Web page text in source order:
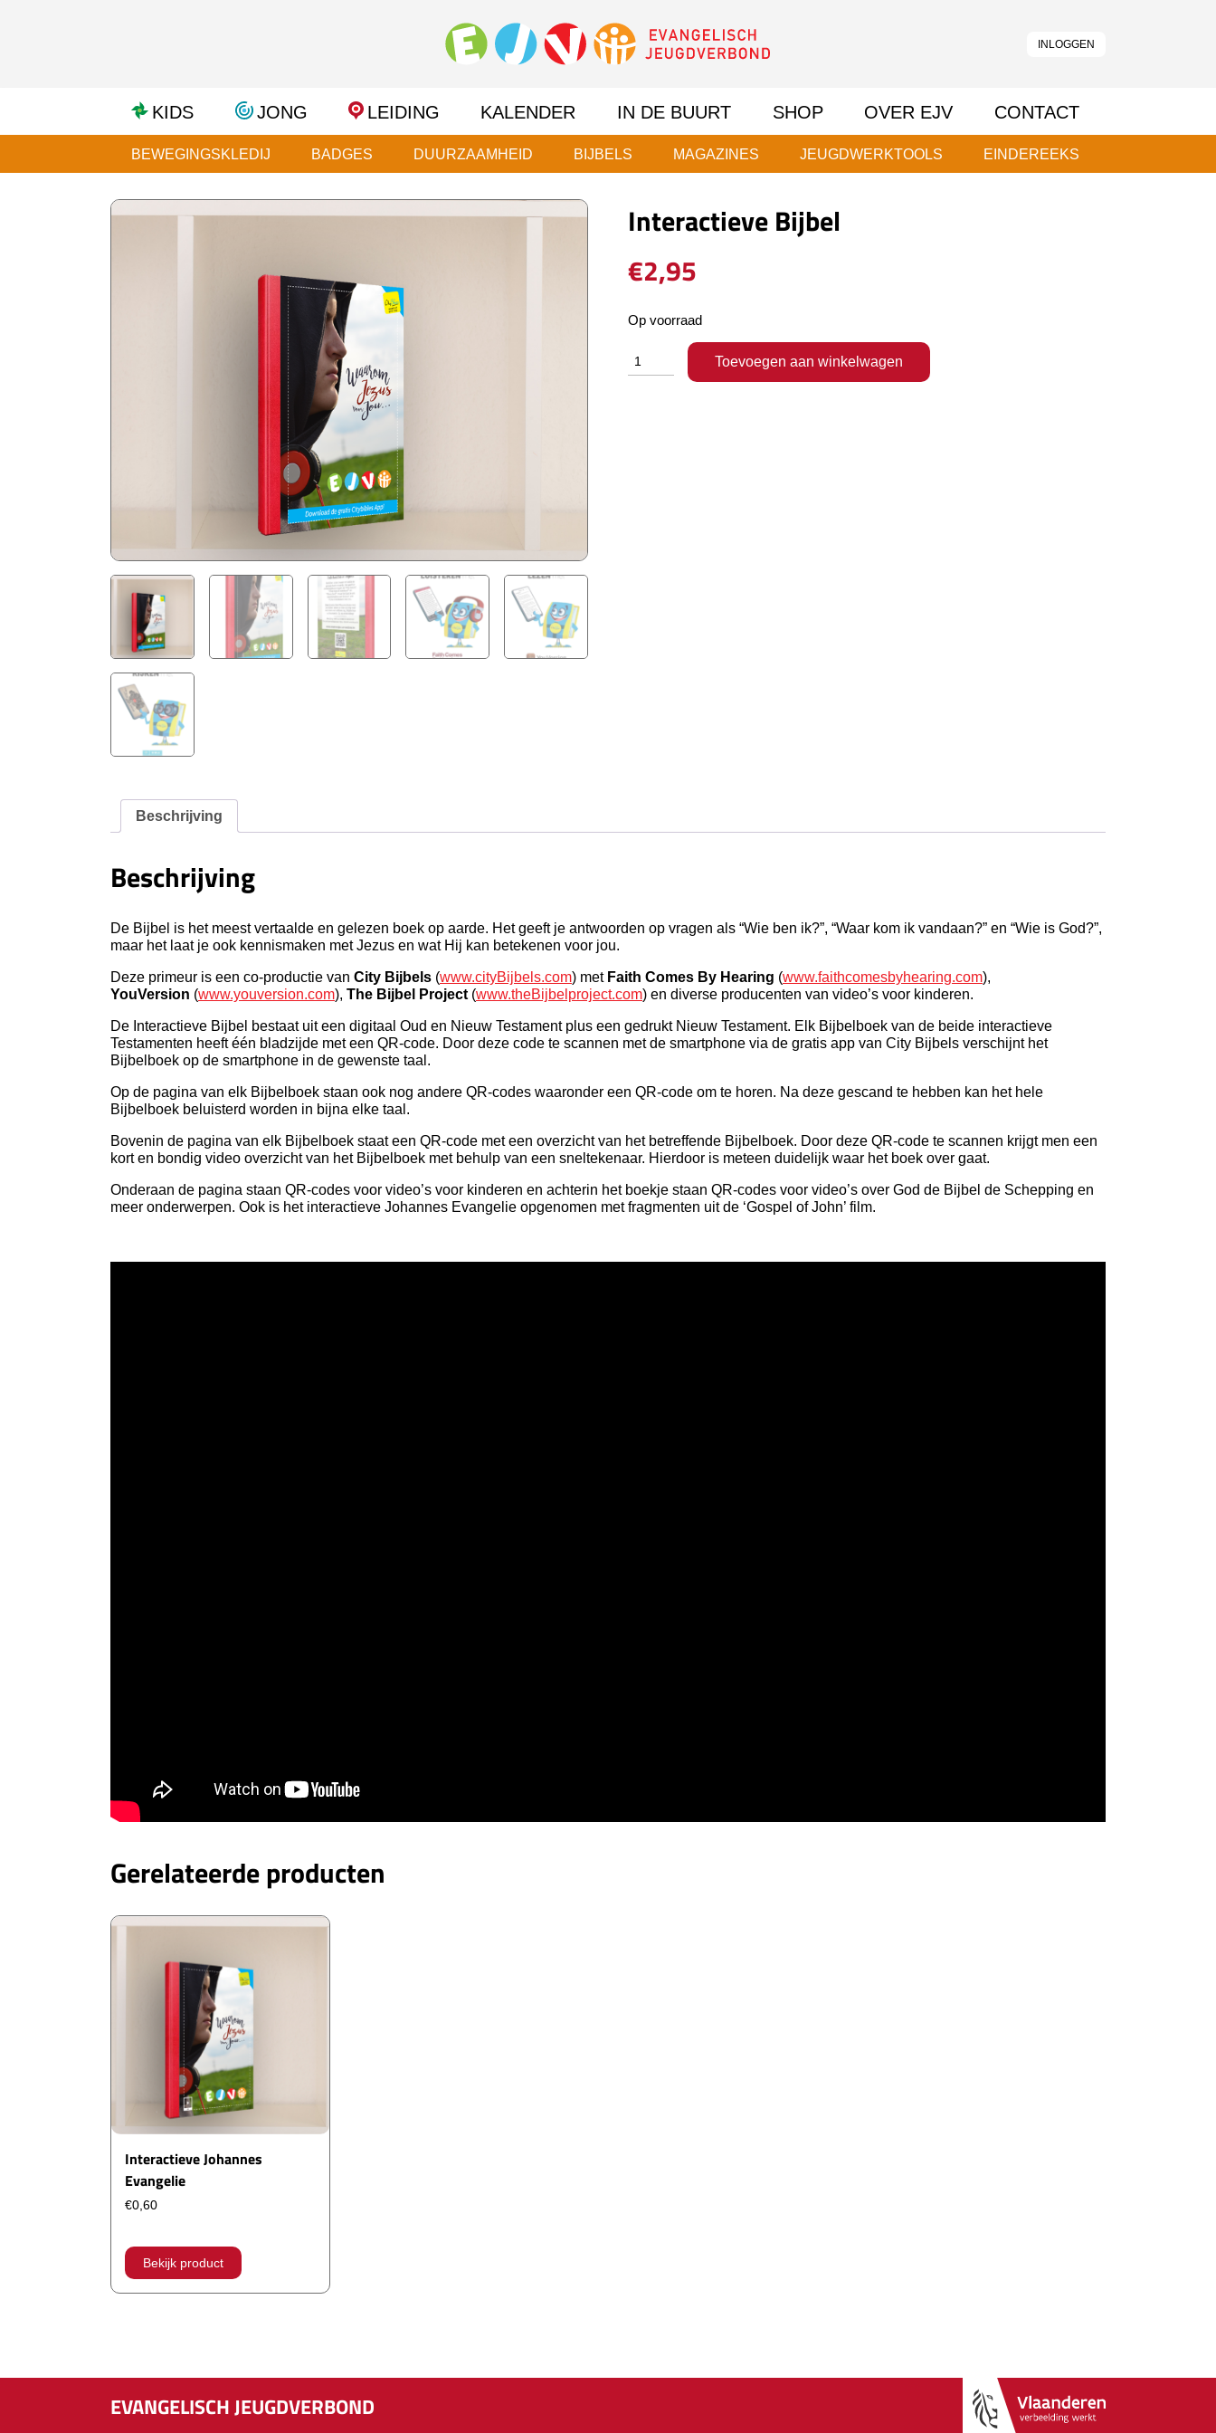
INLOGGEN
KIDS JONG LEIDING KALENDER IN DE BUURT SHOP OVER EJV CONTACT
BEWEGINGSKLEDIJ BADGES DUURZAAMHEID BIJBELS MAGAZINES JEUGDWERKTOOLS EINDEREEKS
Interactieve Bijbel
€2,95
Op voorraad
Interactieve
Bijbel
Toevoegen aan winkelwagen
Beschrijving
Beschrijving
De Bijbel is het meest vertaalde en gelezen boek op aarde. Het geeft je antwoorden op vragen als “Wie ben ik?”, “Waar kom ik vandaan?” en “Wie is God?”,
maar het laat je ook kennismaken met Jezus en wat Hij kan betekenen voor jou.
Deze primeur is een co-productie van City Bijbels (www.cityBijbels.com) met Faith Comes By Hearing (www.faithcomesbyhearing.com),
YouVersion (www.youversion.com), The Bijbel Project(www.theBijbelproject.com) en diverse producenten van video’s voor kinderen.
De Interactieve Bijbel bestaat uit een digitaal Oud en Nieuw Testament plus een gedrukt Nieuw Testament. Elk Bijbelboek van de beide interactieve
Testamenten heeft één bladzijde met een QR-code. Door deze code te scannen met de smartphone via de gratis app van City Bijbels verschijnt het
Bijbelboek op de smartphone in de gewenste taal.
Op de pagina van elk Bijbelboek staan ook nog andere QR-codes waaronder een QR-code om te horen. Na deze gescand te hebben kan het hele
Bijbelboek beluisterd worden in bijna elke taal.
Bovenin de pagina van elk Bijbelboek staat een QR-code met een overzicht van het betreffende Bijbelboek. Door deze QR-code te scannen krijgt men een
kort en bondig video overzicht van het Bijbelboek met behulp van een sneltekenaar. Hierdoor is meteen duidelijk waar het boek over gaat.
Onderaan de pagina staan QR-codes voor video’s voor kinderen en achterin het boekje staan QR-codes voor video’s over God de Bijbel de Schepping en
meer onderwerpen. Ook is het interactieve Johannes Evangelie opgenomen met fragmenten uit de ‘Gospel of John’ film.
Gerelateerde producten
Interactieve Johannes
Evangelie
€0,60
Bekijk product
EVANGELISCH JEUGDVERBOND